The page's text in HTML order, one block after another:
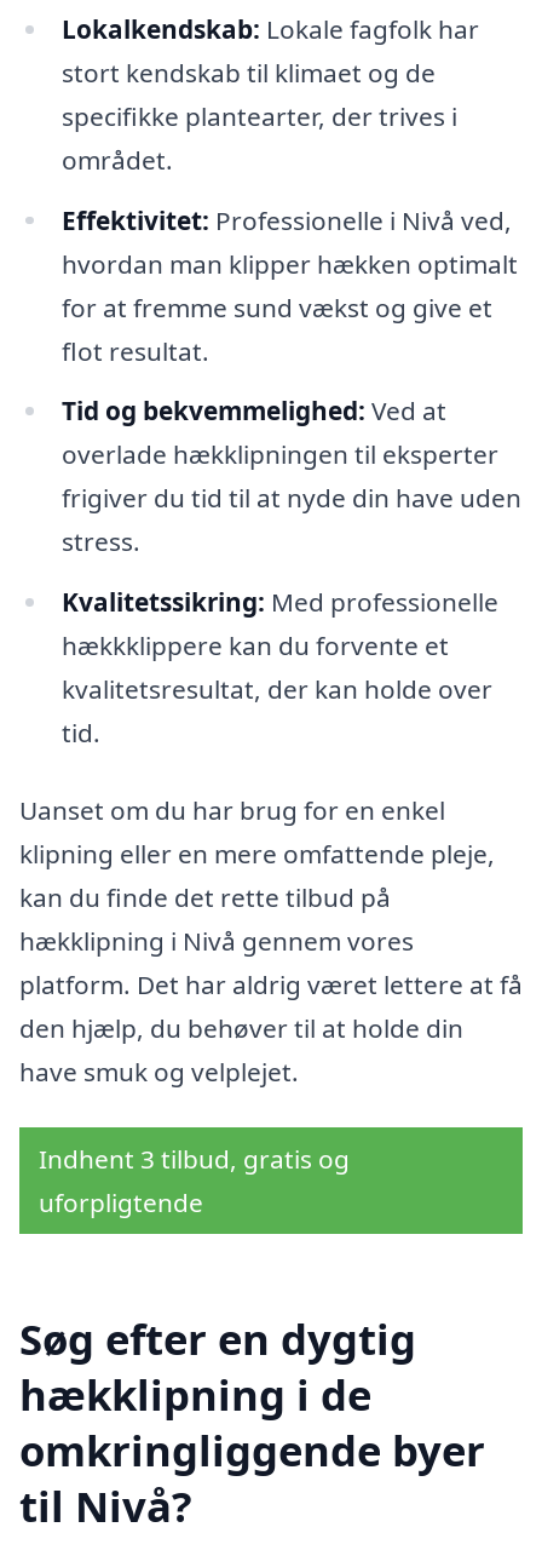
Lokalkendskab: Lokale fagfolk har
stort kendskab til klimaet og de
specifikke plantearter, der trives i
området.
Effektivitet: Professionelle i Nivå ved,
hvordan man klipper hækken optimalt
for at fremme sund vækst og give et
flot resultat.
Tid og bekvemmelighed: Ved at
overlade hækklipningen til eksperter
frigiver du tid til at nyde din have uden
stress.
Kvalitetssikring: Med professionelle
hækkklippere kan du forvente et
kvalitetsresultat, der kan holde over
tid.
Uanset om du har brug for en enkel
klipning eller en mere omfattende pleje,
kan du finde det rette tilbud på
hækklipning i Nivå gennem vores
platform. Det har aldrig været lettere at få
den hjælp, du behøver til at holde din
have smuk og velplejet.
Indhent 3 tilbud, gratis og
uforpligtende
Søg efter en dygtig
hækklipning i de
omkringliggende byer
til Nivå?